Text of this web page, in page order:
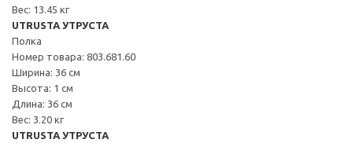
Вес: 13.45 кг
UTRUSTA УТРУСТА
Полка
Номер товара: 803.681.60
Ширина: 36 см
Высота: 1 см
Длина: 36 см
Вес: 3.20 кг
UTRUSTA УТРУСТА